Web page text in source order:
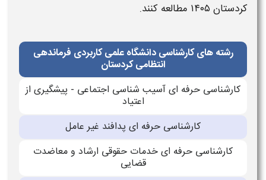
کردستان
مطالعه کنند.
رشته های کارشناسی دانشگاه علمی کاربردی فرماندهی
انتظامی کردستان
کارشناسی حرفه ای آسیب شناسی اجتماعی - پیشگیری از
اعتیاد
کارشناسی حرفه ای پدافند غیر عامل
کارشناسی حرفه ای خدمات حقوقی ارشاد و معاضدت
قضایی